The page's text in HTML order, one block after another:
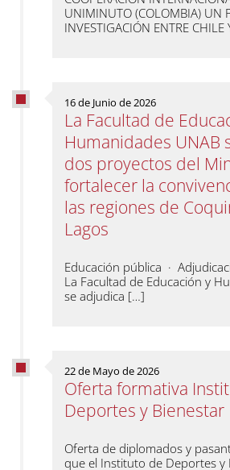
UNIMINUTO (COLOMBIA) UN
INVESTIGACIÓN ENTRE
16 de Junio de 2026
La Facultad de
Humanidades UNAB
dos proyectos del
fortalecer la
las regiones de
Lagos
Educación pública ·
La Facultad de Educación y
se adjudica […]
22 de Mayo de 2026
Oferta formativa
Deportes y Bienestar
Oferta de diplomados y
que el Instituto de Deportes y